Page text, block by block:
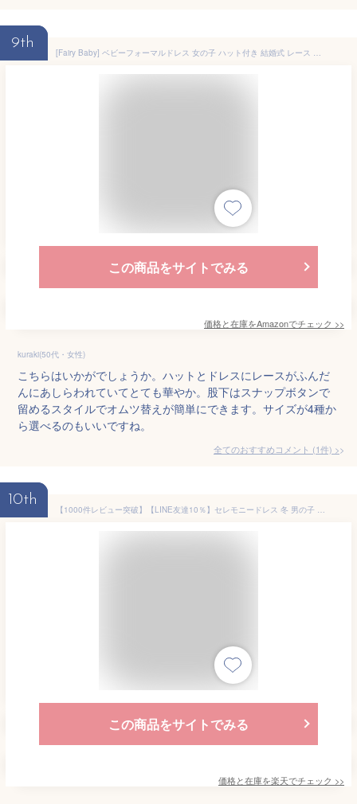
9th
[Fairy Baby] ベビーフォーマルドレス 女の子 ハット付き 結婚式 レース 新生児 お宮参り 退院着 size 59
この商品をサイトでみる
価格と在庫をAmazonでチェック >>
kuraki(50代・女性)
こちらはいかがでしょうか。ハットとドレスにレースがふんだ
んにあしらわれていてとても華やか。股下はスナップボタンで
留めるスタイルでオムツ替えが簡単にできます。サイズが4種か
ら選べるのもいいですね。
全てのおすすめコメント (1件) >
10th
【1000件レビュー突破】【LINE友達10％】セレモニードレス 冬 男の子 女の子 新生児 お宮参り ベビー 赤ちゃん セレモニー ドレス 夏 秋 春 退院着 ベビードレス ツーウェイオール 2wayオール 半袖 涼しい コットン ホワイト 白 50 60 ガーゼ 綿 cocobaby
この商品をサイトでみる
価格と在庫を楽天でチェック >>